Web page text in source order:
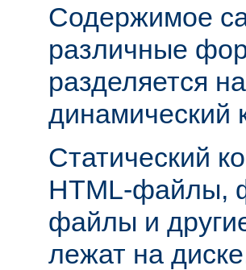
Содержимое
различные
разделяется
динамический
Статический
HTML-файлы,
файлы и
лежат на